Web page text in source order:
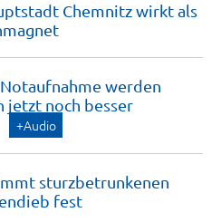
Chemnitz wirkt als
werden
jetzt noch besser
+Audio
sturzbetrunkenen
fest